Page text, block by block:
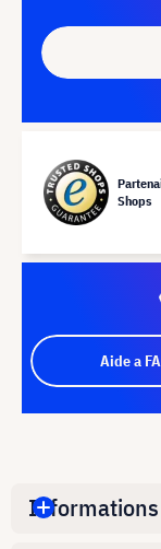
Shops
Aide a